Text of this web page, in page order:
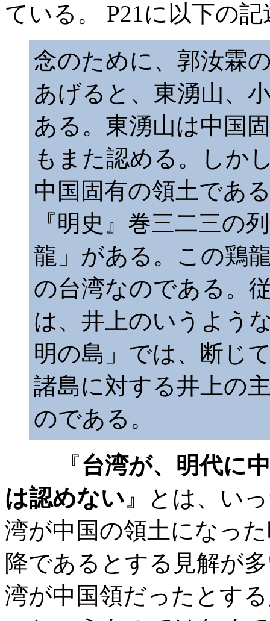
ている。 P21に以下の
念のために、郭汝霖
あげると、東湧山、
ある。東湧山は中国
もまた認める。しか
中国固有の領土であ
『明史』巻三二三の
龍」がある。この鶏
の台湾なのである。
は、井上のいうよう
明の島」では、断じ
諸島に対する井上の
のである。
『台湾が、明代に
は認めない 』とは、い
湾が中国の領土になっ
降であるとする見解が
湾が中国領だったとす